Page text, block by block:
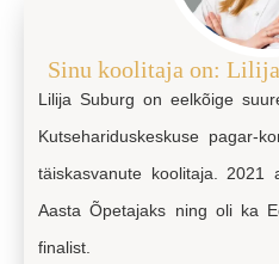
Sinu koolitaja on:
Lilija Suburg on eelkõige
Kutsehariduskeskuse pagar-
täiskasvanute koolitaja. 2021
Aasta Õpetajaks ning oli ka
finalist.